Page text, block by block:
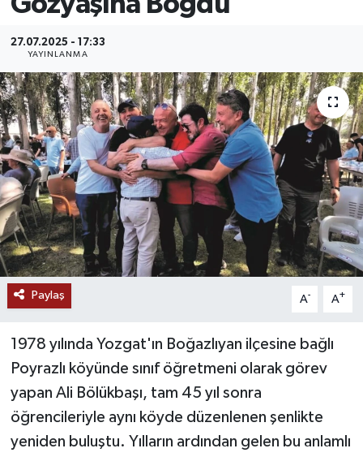
27.07.2025 - 17:33
YAYINLANMA
Paylaş A- A+
1978 yılında Yozgat'ın Boğazlıyan ilçesine bağlı
Poyrazlı köyünde sınıf öğretmeni olarak görev
yapan Ali Bölükbaşı, tam 45 yıl sonra
öğrencileriyle aynı köyde düzenlenen şenlikte
yeniden buluştu. Yılların ardından gelen bu anlamlı
ÖZEL HABER
RESMİ İLANLAR
SAĞLIK
SİYASET
SOSYAL YARDIMLAR
SPONSORLU YAZI
TEKNOLOJİ
YAŞAM